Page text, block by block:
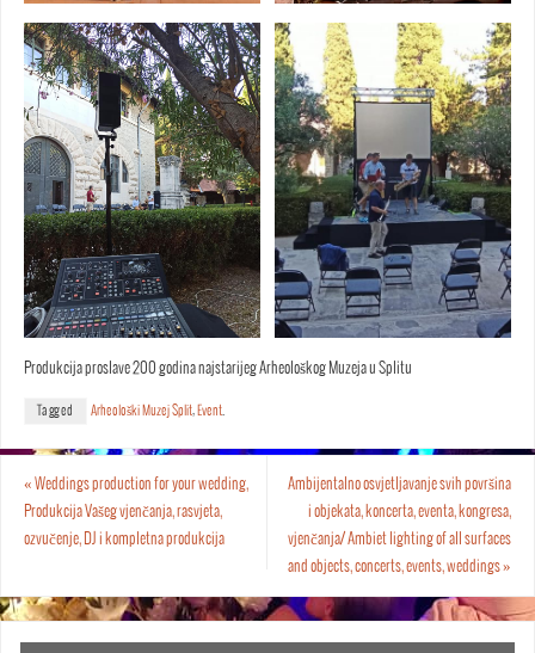
Produkcija proslave 200 godina najstarijeg Arheološkog Muzeja u Splitu
Tagged Arheološki Muzej Split, Event.
« Weddings production for your wedding,
Produkcija Vašeg vjenčanja, rasvjeta,
ozvučenje, DJ i kompletna produkcija
Ambijentalno osvjetljavanje svih površina
i objekata, koncerta, eventa, kongresa,
vjenčanja/ Ambiet lighting of all surfaces
and objects, concerts, events, weddings»